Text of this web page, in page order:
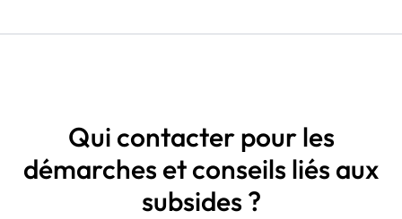
Qui contacter pour les
démarches et conseils liés aux
subsides ?